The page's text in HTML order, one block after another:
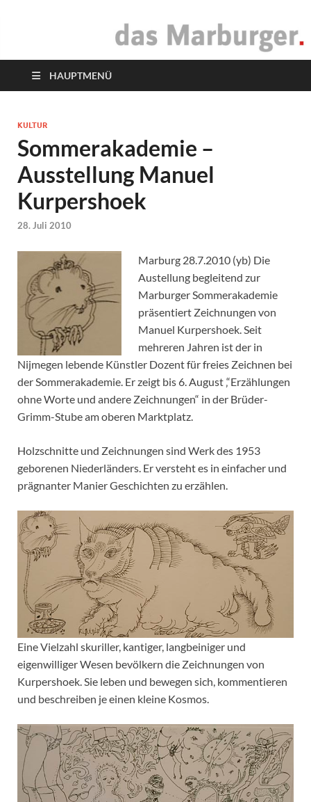
das Marburger.
HAUPTMENÜ
KULTUR
Sommerakademie –
Ausstellung Manuel
Kurpershoek
28. Juli 2010
Marburg 28.7.2010 (yb) Die
Austellung begleitend zur
Marburger Sommerakademie
präsentiert Zeichnungen von
Manuel Kurpershoek. Seit
mehreren Jahren ist der in
Nijmegen lebende Künstler Dozent für freies Zeichnen bei
der Sommerakademie. Er zeigt bis 6. August ‚“Erzählungen
ohne Worte und andere Zeichnungen“ in der Brüder-
Grimm-Stube am oberen Marktplatz.
Holzschnitte und Zeichnungen sind Werk des 1953
geborenen Niederländers. Er versteht es in einfacher und
prägnanter Manier Geschichten zu erzählen.
Eine Vielzahl skuriller, kantiger, langbeiniger und
eigenwilliger Wesen bevölkern die Zeichnungen von
Kurpershoek. Sie leben und bewegen sich, kommentieren
und beschreiben je einen kleine Kosmos.